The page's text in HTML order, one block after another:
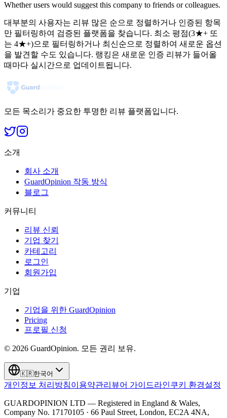
Whether users would suggest this company to friends or colleagues.
대부분의 사용자는 리뷰 많은 순으로 정렬하거나 인증된 항목
만 필터링하여 검증된 플랫폼을 찾습니다. 최소 평점(3★+ 또
는 4★+)으로 필터링하거나 최신순으로 정렬하여 새로운 옵션
을 발견할 수도 있습니다. 랭킹은 새로운 인증 리뷰가 들어올
때마다 실시간으로 업데이트됩니다.
모든 목소리가 중요한 투명한 리뷰 플랫폼입니다.
소개
회사 소개
GuardOpinion 작동 방식
블로그
커뮤니티
리뷰 신뢰
기업 찾기
카테고리
로그인
회원가입
기업
기업을 위한 GuardOpinion
Pricing
프로필 신청
© 2026 GuardOpinion. 모든 권리 보유.
🇰🇷한국어
개인정보 처리방침이용약관리뷰어 가이드라인쿠키 환경설정
GUARDOPINION LTD — Registered in England & Wales,
Company No. 17170105 · 66 Paul Street, London, EC2A 4NA,